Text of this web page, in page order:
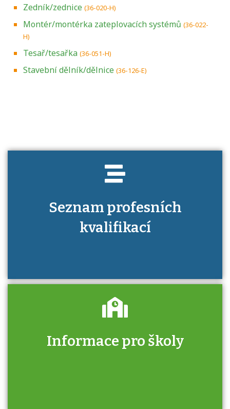
Zedník/zednice (36-020-H)
Montér/montérka zateplovacích systémů (36-022-
H)
Tesař/tesařka (36-051-H)
Stavební dělník/dělnice (36-126-E)
Seznam profesních
kvalifikací
Projděte si seznam profesních kvalifikací.
Informace pro školy
Zjistěte, jak se přihlásit ke zkoušce a kde